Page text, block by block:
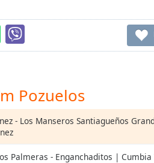
Pozuelos
- Los Manseros Santiagueños
Palmeras - Enganchaditos | Cumbia